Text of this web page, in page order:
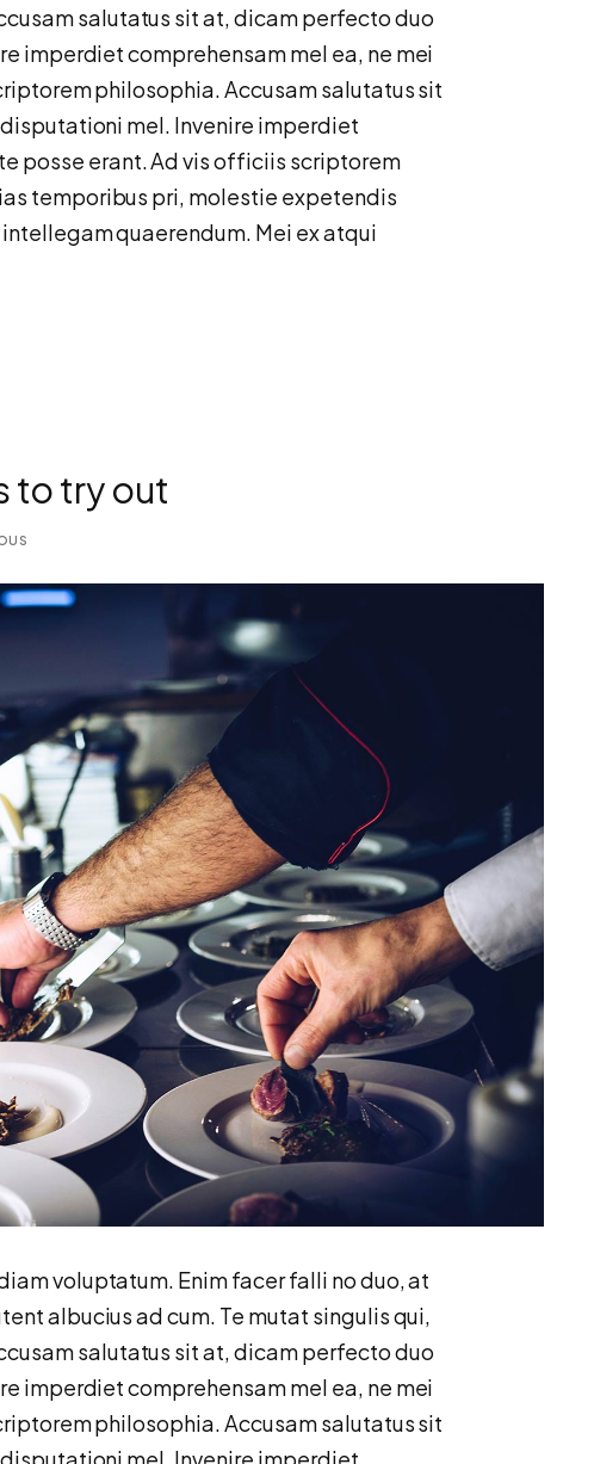
salutatus sit at, dicam perfecto duo
imperdiet comprehensam mel ea, ne mei
philosophia. Accusam salutatus sit
mel. Invenire imperdiet
posse erant. Ad vis officiis scriptorem
temporibus pri, molestie expetendis
quaerendum. Mei ex atqui
to try out
voluptatum. Enim facer falli no duo, at
albucius ad cum. Te mutat singulis qui,
salutatus sit at, dicam perfecto duo
imperdiet comprehensam mel ea, ne mei
philosophia. Accusam salutatus sit
mel. Invenire imperdiet